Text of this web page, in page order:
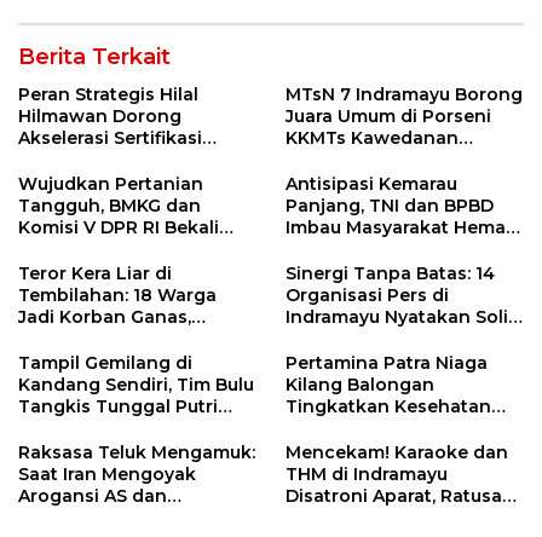
Berita Terkait
Peran Strategis Hilal
Hilmawan Dorong
Akselerasi Sertifikasi
Entaskan Kemiskinan di
Indramayu
MTsN 7 Indramayu Borong
Juara Umum di Porseni
KKMTs Kawedanan
Wujudkan Pertanian
Tangguh, BMKG dan
Komisi V DPR RI Bekali
Sekolah Lapang Iklim
Antisipasi Kemarau
Panjang, TNI dan BPBD
Imbau Masyarakat Hemat
Kebakaran
Teror Kera Liar di
Tembilahan: 18 Warga
Jadi Korban Ganas,
12 Jahitan!
Sinergi Tanpa Batas: 14
Organisasi Pers di
Indramayu Nyatakan Solid
Tampil Gemilang di
Kandang Sendiri, Tim Bulu
Tangkis Tunggal Putri
Juara Porseni KKMTs
Jatibarang 2026
Pertamina Patra Niaga
Kilang Balongan
Tingkatkan Kesehatan
Pemeriksaan Kesehatan
Rutin dan Edukasi
Perawatan Gigi
Raksasa Teluk Mengamuk:
Saat Iran Mengoyak
Arogansi AS dan
Mencekam! Karaoke dan
THM di Indramayu
Disatroni Aparat, Ratusan